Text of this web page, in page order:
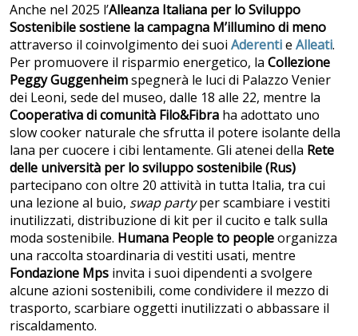
Anche nel 2025 l’Alleanza Italiana per lo Sviluppo
Sostenibile sostiene la campagna M’illumino di meno
attraverso il coinvolgimento dei suoi Aderentie Alleati.
Per promuovere il risparmio energetico, la Collezione
Peggy Guggenheimspegnerà le luci di Palazzo Venier
dei Leoni, sede del museo, dalle 18 alle 22, mentre la
Cooperativa di comunità Filo&Fibra ha adottato uno
slow cooker naturale che sfrutta il potere isolante della
lana per cuocere i cibi lentamente. Gli atenei della Rete
delle università per lo sviluppo sostenibile (Rus)
partecipano con oltre 20 attività in tutta Italia, tra cui
una lezione al buio, swap partyper scambiare i vestiti
inutilizzati, distribuzione di kit per il cucito e talk sulla
moda sostenibile. Humana People to peopleorganizza
una raccolta stoardinaria di vestiti usati, mentre
Fondazione Mps invita i suoi dipendenti a svolgere
alcune azioni sostenibili, come condividere il mezzo di
trasporto, scarbiare oggetti inutilizzati o abbassare il
riscaldamento.